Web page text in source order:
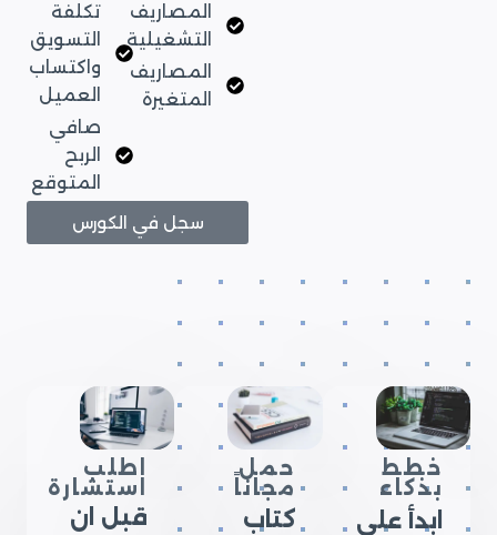
المصاريف
التشغيلية
المصاريف
المتغيرة
تكلفة
التسويق
واكتساب
العميل
صافي
الربح
المتوقع
سجل في الكورس
خطط
بذكاء
ابدأ على
حمل
مجاناً
كتاب
اطلب
استشارة
قبل ان